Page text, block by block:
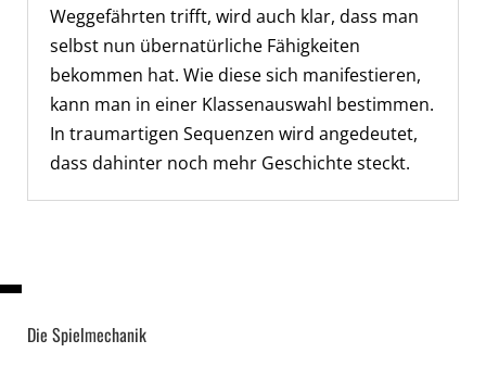
Weggefährten trifft, wird auch klar, dass man
selbst nun übernatürliche Fähigkeiten
bekommen hat. Wie diese sich manifestieren,
kann man in einer Klassenauswahl bestimmen.
In traumartigen Sequenzen wird angedeutet,
dass dahinter noch mehr Geschichte steckt.
Die Spielmechanik